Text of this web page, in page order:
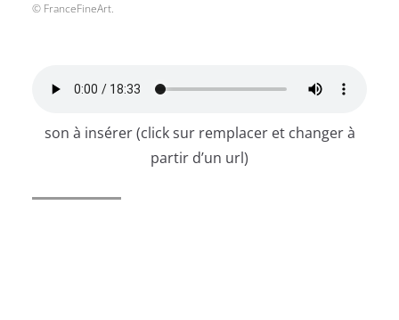
© FranceFineArt.
son à insérer (click sur remplacer et changer à
partir d’un url)